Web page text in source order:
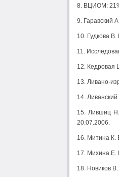
8. ВЦИОМ: 21%
9. Гаравский
10. Гудкова
11.
12. Кедровая
13. Ливано-
14.
15. Лившиц
20.07.2006.
16. Митина К.
17. Михина Е.
18. Новиков